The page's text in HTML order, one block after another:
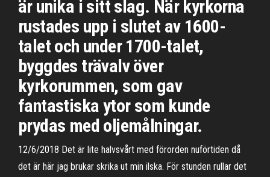
är unika i sitt slag. När kyrkorna
rustades upp i slutet av 1600-
talet och under 1700-talet,
byggdes trävalv över
kyrkorummen, som gav
fantastiska ytor som kunde
prydas med oljemålningar.
12/6/2018 Det är lite halvsvårt med förorden nuförtiden då
det är här jag brukar skrika ut min ilska. För stunden rullar det